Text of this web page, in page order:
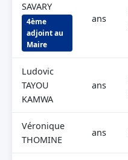
SAVARY
4ème
adjoint au
Maire
ans
Ludovic
TAYOU
KAMWA
ans
Véronique
THOMINE
ans